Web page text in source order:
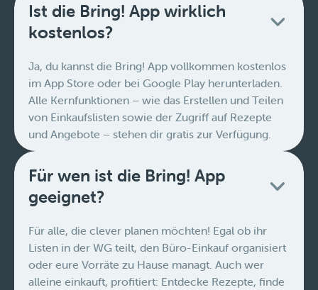
Ist die Bring! App wirklich
kostenlos?
Ja, du kannst die Bring! App vollkommen kostenlos
im App Store oder bei Google Play herunterladen.
Alle Kernfunktionen – wie das Erstellen und Teilen
von Einkaufslisten sowie der Zugriff auf Rezepte
und Angebote – stehen dir gratis zur Verfügung.
Für wen ist die Bring! App
geeignet?
Für alle, die clever planen möchten! Egal ob ihr
Listen in der WG teilt, den Büro-Einkauf organisiert
oder eure Vorräte zu Hause managt. Auch wer
alleine einkauft, profitiert: Entdecke Rezepte, finde